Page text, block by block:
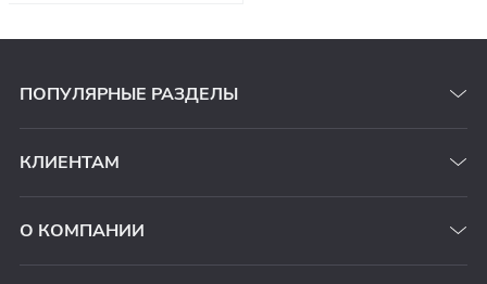
ПОПУЛЯРНЫЕ РАЗДЕЛЫ
КЛИЕНТАМ
О КОМПАНИИ